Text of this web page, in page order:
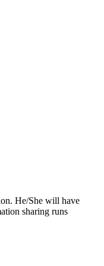
He/She will have
sharing runs